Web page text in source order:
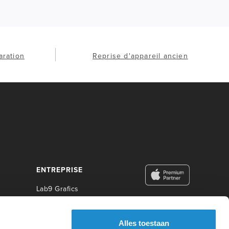
Alles toestaan
Reprise d'appareil ancien
ENTREPRISE
Lab9 Grafics